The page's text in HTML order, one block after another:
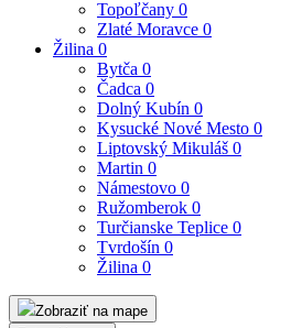
Topoľčany 0
Zlaté Moravce 0
Žilina 0
Bytča 0
Čadca 0
Dolný Kubín 0
Kysucké Nové Mesto 0
Liptovský Mikuláš 0
Martin 0
Námestovo 0
Ružomberok 0
Turčianske Teplice 0
Tvrdošín 0
Žilina 0
Zobraziť na mape